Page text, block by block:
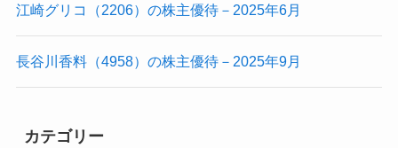
江崎グリコ（2206）の株主優待－2025年6月
長谷川香料（4958）の株主優待－2025年9月
カテゴリー